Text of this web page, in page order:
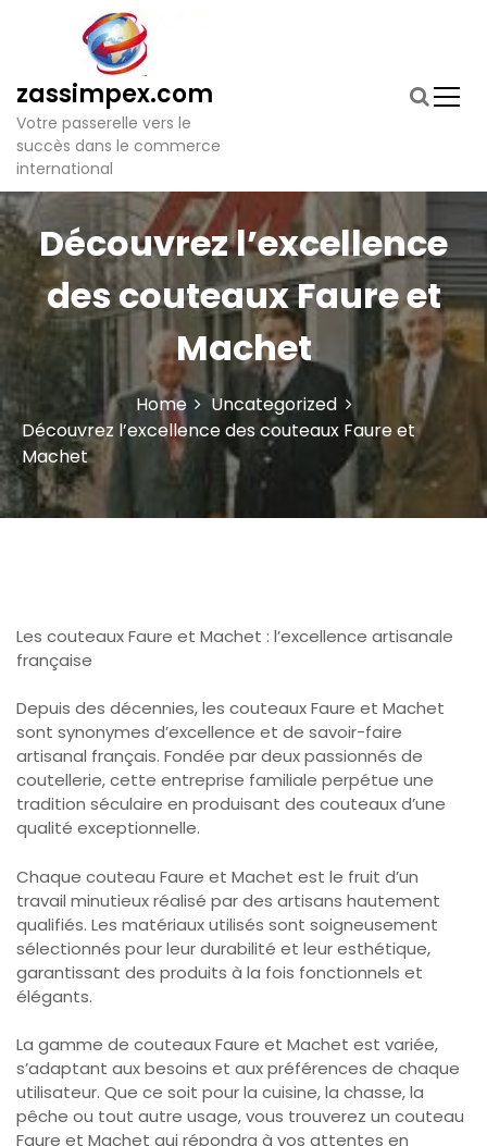
n
t
e
zassimpex.com
Votre passerelle vers le
succès dans le commerce
international
Découvrez l’excellence
des couteaux Faure et
Machet
Home
Uncategorized
Découvrez l’excellence des couteaux Faure et
Machet
Les couteaux Faure et Machet : l’excellence artisanale
française
Depuis des décennies, les couteaux Faure et Machet
sont synonymes d’excellence et de savoir-faire
artisanal français. Fondée par deux passionnés de
coutellerie, cette entreprise familiale perpétue une
tradition séculaire en produisant des couteaux d’une
qualité exceptionnelle.
Chaque couteau Faure et Machet est le fruit d’un
travail minutieux réalisé par des artisans hautement
qualifiés. Les matériaux utilisés sont soigneusement
sélectionnés pour leur durabilité et leur esthétique,
garantissant des produits à la fois fonctionnels et
élégants.
La gamme de couteaux Faure et Machet est variée,
s’adaptant aux besoins et aux préférences de chaque
utilisateur. Que ce soit pour la cuisine, la chasse, la
pêche ou tout autre usage, vous trouverez un couteau
Faure et Machet qui répondra à vos attentes en